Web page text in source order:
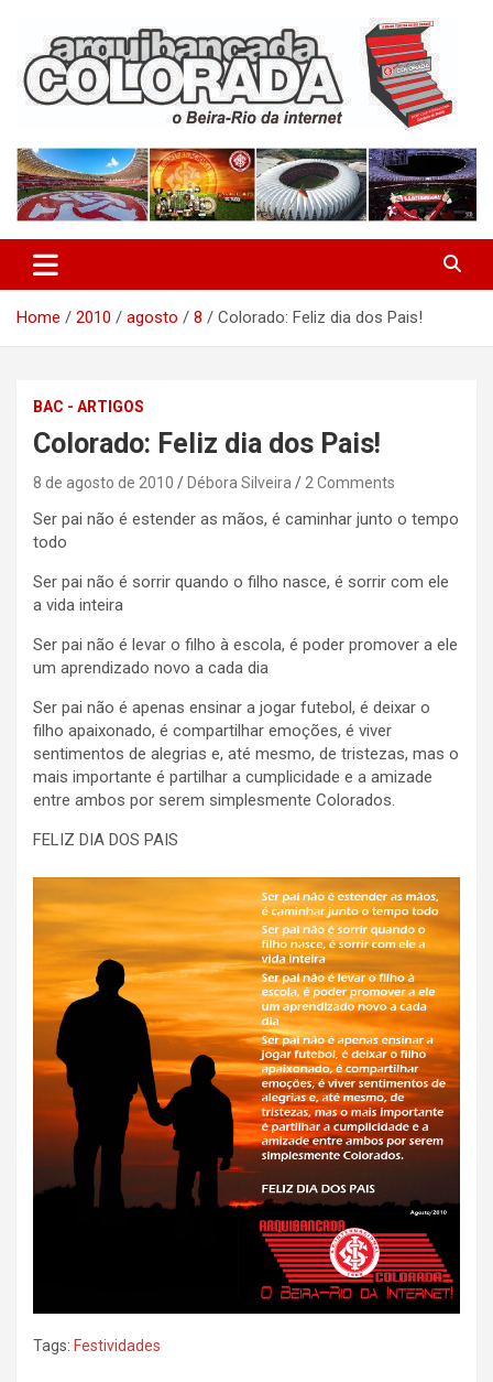
content
Arquibancada Colorada
Home 2010 agosto 8 Colorado: Feliz dia dos Pais!
BAC - ARTIGOS
Colorado: Feliz dia dos Pais!
8 de agosto de 2010 Débora Silveira 2 Comments
Ser pai não é estender as mãos, é caminhar junto o tempo
todo
Ser pai não é sorrir quando o filho nasce, é sorrir com ele
a vida inteira
Ser pai não é levar o filho à escola, é poder promover a ele
um aprendizado novo a cada dia
Ser pai não é apenas ensinar a jogar futebol, é deixar o
filho apaixonado, é compartilhar emoções, é viver
sentimentos de alegrias e, até mesmo, de tristezas, mas o
mais importante é partilhar a cumplicidade e a amizade
entre ambos por serem simplesmente Colorados.
FELIZ DIA DOS PAIS
Tags: Festividades